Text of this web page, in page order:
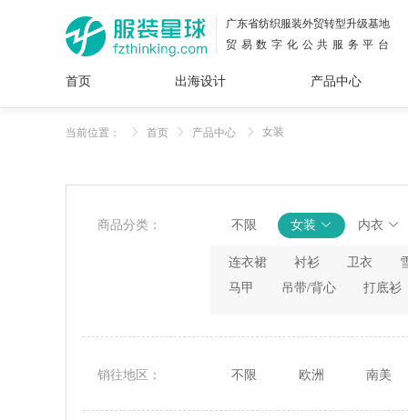
广东省纺织服装外贸转型升级基地
贸易数字化公共服务平台
首页 出海设计 产品中心
当前位置： 首页 产品中心 女装
商品分类： 不限 女装 内衣
连衣裙 衬衫 卫衣
马甲
吊带/背心 打底衫
销往地区： 不限 欧洲 南美